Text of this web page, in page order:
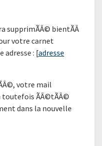
supprimÃÂ© bientÃÂ
votre carnet
adresse : [adresse
votre mail
ÃÂ©tÃÂ©
dans la nouvelle